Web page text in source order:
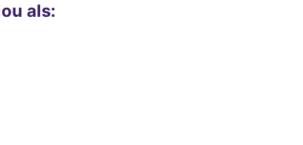
als: